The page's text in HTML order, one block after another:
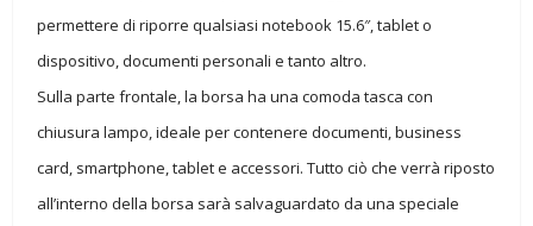
permettere di riporre qualsiasi notebook 15.6″, tablet o
dispositivo, documenti personali e tanto altro.
Sulla parte frontale, la borsa ha una comoda tasca con
chiusura lampo, ideale per contenere documenti, business
card, smartphone, tablet e accessori. Tutto ciò che verrà riposto
all’interno della borsa sarà salvaguardato da una speciale